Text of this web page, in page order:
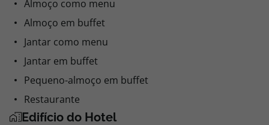
Almoço como menu
Almoço em buffet
Jantar como menu
Jantar em buffet
Pequeno-almoço em buffet
Restaurante
Edifício do Hotel